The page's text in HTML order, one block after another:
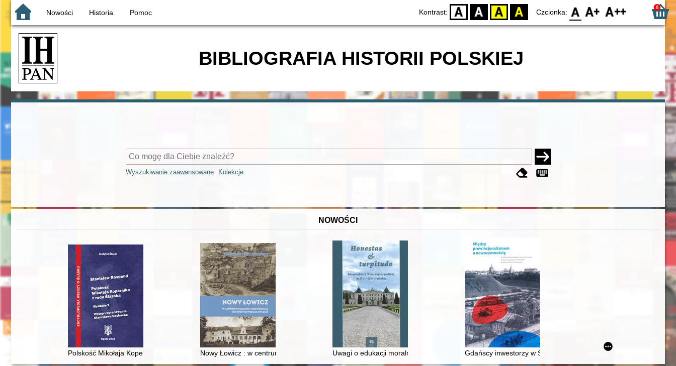
Nowości Historia Pomoc Kontrast: D BW YB BY Czcionka: F0 F1 F2 0
BIBLIOGRAFIA HISTORII POLSKIEJ
Wyszukiwanie zaawansowane Kolekcje
NOWOŚCI
Polskość Mikołaja Kopernika z rodu ŚlązakaNowy Łowicz : w centrum poligonu drawskiego od średniowiecza do dziśUwagi o edukacji moralnej synów szlacheckich w XVI-wiecznej Rzeczypospolitej
Gdańscy inwestorzy w Sopocie : prestiż finansowy i towarzyski